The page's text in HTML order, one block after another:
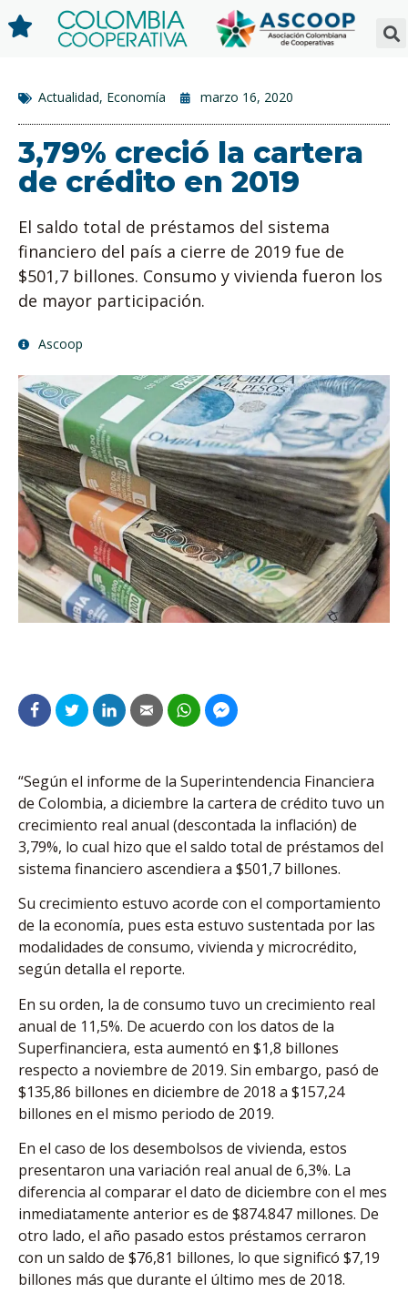
Actualidad, Economía marzo 16, 2020
3,79% creció la cartera
de crédito en 2019
El saldo total de préstamos del sistema
financiero del país a cierre de 2019 fue de
$501,7 billones. Consumo y vivienda fueron los
de mayor participación.
Ascoop
“Según el informe de la Superintendencia Financiera
de Colombia, a diciembre la cartera de crédito tuvo un
crecimiento real anual (descontada la inflación) de
3,79%, lo cual hizo que el saldo total de préstamos del
sistema financiero ascendiera a $501,7 billones.
Su crecimiento estuvo acorde con el comportamiento
de la economía, pues esta estuvo sustentada por las
modalidades de consumo, vivienda y microcrédito,
según detalla el reporte.
En su orden, la de consumo tuvo un crecimiento real
anual de 11,5%. De acuerdo con los datos de la
Superfinanciera, esta aumentó en $1,8 billones
respecto a noviembre de 2019. Sin embargo, pasó de
$135,86 billones en diciembre de 2018 a $157,24
billones en el mismo periodo de 2019.
En el caso de los desembolsos de vivienda, estos
presentaron una variación real anual de 6,3%. La
diferencia al comparar el dato de diciembre con el mes
inmediatamente anterior es de $874.847 millones. De
otro lado, el año pasado estos préstamos cerraron
con un saldo de $76,81 billones, lo que significó $7,19
billones más que durante el último mes de 2018.